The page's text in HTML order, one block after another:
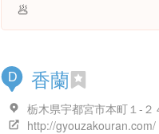
🥟
D 香蘭
栃木県宇都宮市本町１-２
http://gyouzakouran.com/